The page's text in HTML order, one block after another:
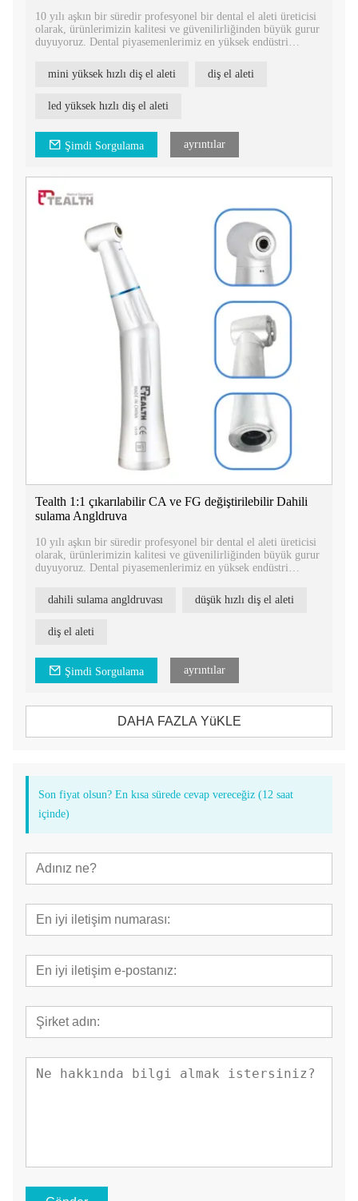
10 yılı aşkın bir süredir profesyonel bir dental el aleti üreticisi
olarak, ürünlerimizin kalitesi ve güvenilirliğinden büyük gurur
duyuyoruz. Dental piyasemenlerimiz en yüksek endüstri
sertifikalarıyla desteklenmektedir.
mini yüksek hızlı diş el aleti diş el aleti
led yüksek hızlı diş el aleti
Şimdi Sorgulama ayrıntılar
Tealth 1:1 çıkarılabilir CA ve FG değiştirilebilir Dahili
sulama Angldruva
10 yılı aşkın bir süredir profesyonel bir dental el aleti üreticisi
olarak, ürünlerimizin kalitesi ve güvenilirliğinden büyük gurur
duyuyoruz. Dental piyasemenlerimiz en yüksek endüstri
sertifikalarıyla desteklenmektedir.
dahili sulama angldruvası düşük hızlı diş el aleti
diş el aleti
Şimdi Sorgulama ayrıntılar
DAHA FAZLA YüKLE
Son fiyat olsun? En kısa sürede cevap vereceğiz (12 saat
içinde)